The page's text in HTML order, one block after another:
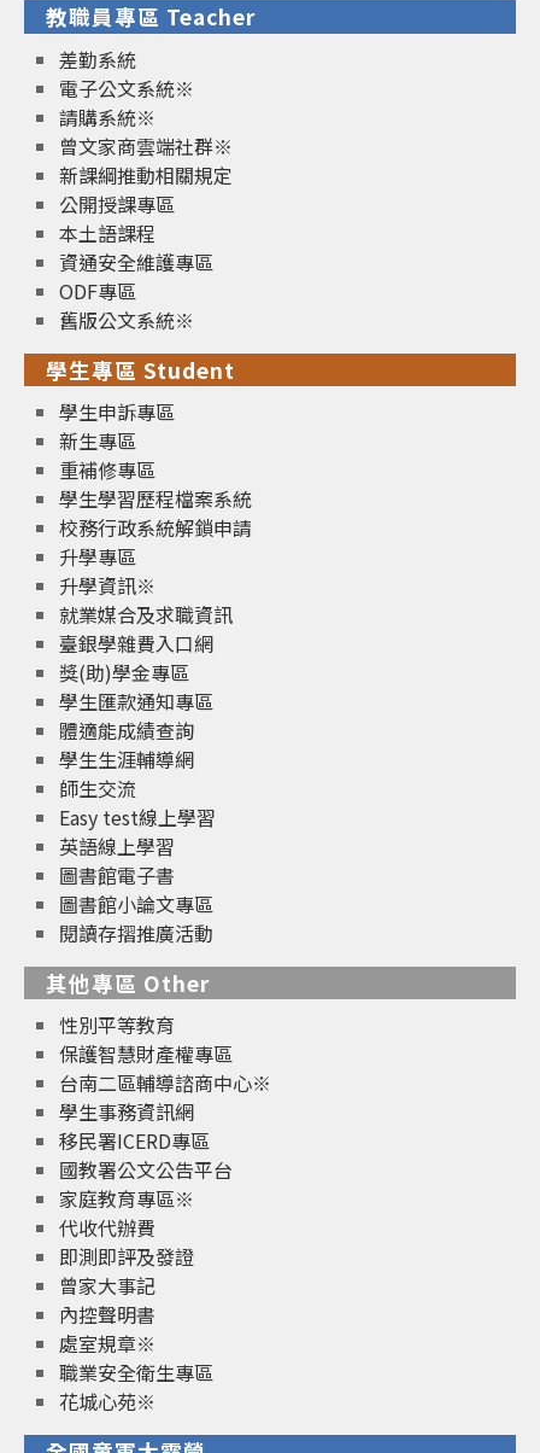
教職員專區 Teacher
差勤系統
電子公文系統※
請購系統※
曾文家商雲端社群※
新課綱推動相關規定
公開授課專區
本土語課程
資通安全維護專區
ODF專區
舊版公文系統※
學生專區 Student
學生申訴專區
新生專區
重補修專區
學生學習歷程檔案系統
校務行政系統解鎖申請
升學專區
升學資訊※
就業媒合及求職資訊
臺銀學雜費入口網
獎(助)學金專區
學生匯款通知專區
體適能成績查詢
學生生涯輔導網
師生交流
Easy test線上學習
英語線上學習
圖書館電子書
圖書館小論文專區
閱讀存摺推廣活動
其他專區 Other
性別平等教育
保護智慧財產權專區
台南二區輔導諮商中心※
學生事務資訊網
移民署ICERD專區
國教署公文公告平台
家庭教育專區※
代收代辦費
即測即評及發證
曾家大事記
內控聲明書
處室規章※
職業安全衛生專區
花城心苑※